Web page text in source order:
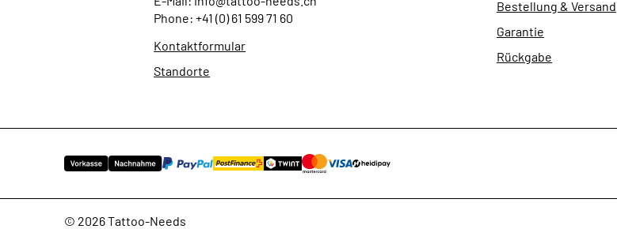
Phone: +41 (0) 61 599 71 60
Kontaktformular
Standorte
Bestellung & Versand
Garantie
Rückgabe
© 2026 Tattoo-Needs